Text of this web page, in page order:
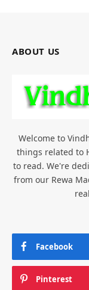
ABOUT US
Welcome to
things related to
to read. We're
from our Rewa
Facebook
Pinterest